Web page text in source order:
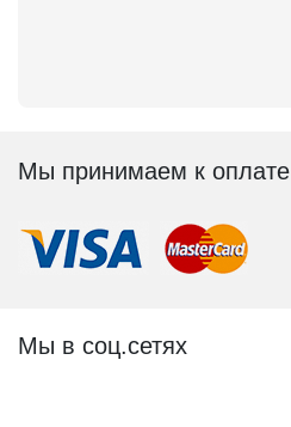
Мы принимаем к оплате
Мы в соц.сетях